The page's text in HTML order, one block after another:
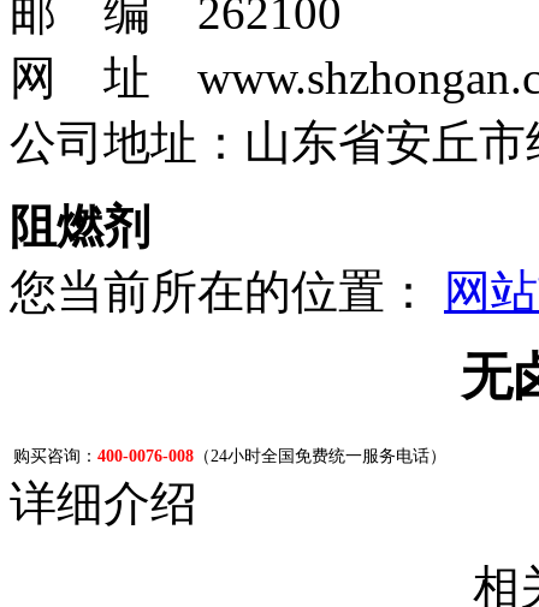
邮 编 262100
网 址
公司地址：山东省安丘
阻燃剂
您当前所在的位置：
网
无
购买咨询： 400-0076-008 （24小时全国免费统一服务电话）
详细介绍
相